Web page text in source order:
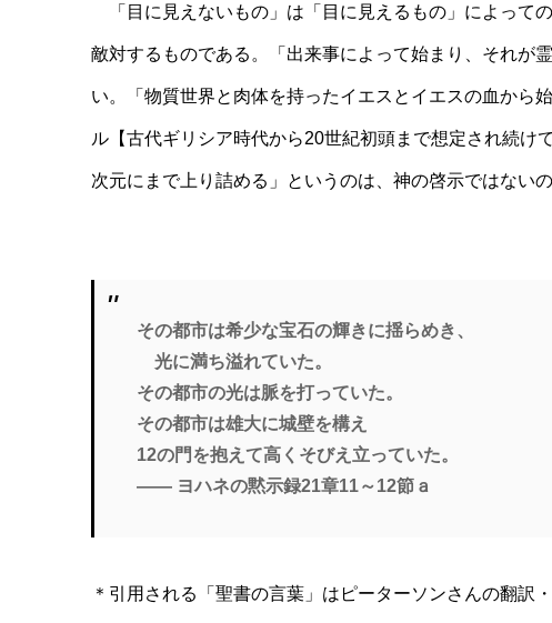
「目に見えないもの」は「目に見えるもの」によって
敵対するものである。「出来事によって始まり、それが
い。「物質世界と肉体を持ったイエスとイエスの血から
ル【古代ギリシア時代から20世紀初頭まで想定され続
次元にまで上り詰める」というのは、神の啓示ではないの
その都市は希少な宝石の輝きに揺らめき、
光に満ち溢れていた。
その都市の光は脈を打っていた。
その都市は雄大に城壁を構え
12の門を抱えて高くそびえ立っていた。
―― ヨハネの黙示録21章11～12節ａ
＊引用される「聖書の言葉」はピーターソンさんの翻訳